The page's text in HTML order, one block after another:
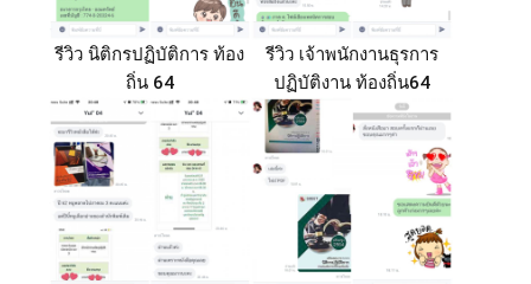
รีวิว นิติกรปฏิบัติการ ท้อง
ถิ่น 64
รีวิว เจ้าพนักงานธุรการ
ปฏิบัติงาน ท้องถิ่น64